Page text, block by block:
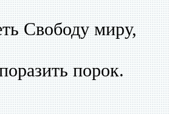
Свободу миру,
порок.